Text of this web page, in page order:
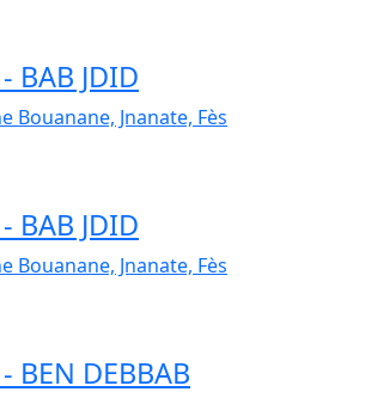
BAB JDID
Bouanane, Jnanate, Fès
BAB JDID
Bouanane, Jnanate, Fès
BEN DEBBAB